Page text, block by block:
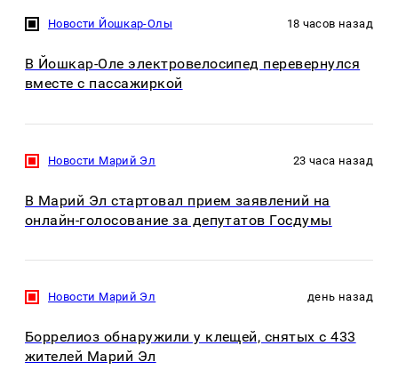
Новости Йошкар-Олы 18 часов назад
В Йошкар-Оле электровелосипед перевернулся
вместе с пассажиркой
Новости Марий Эл 23 часа назад
В Марий Эл стартовал прием заявлений на
онлайн-голосование за депутатов Госдумы
Новости Марий Эл день назад
Боррелиоз обнаружили у клещей, снятых с 433
жителей Марий Эл